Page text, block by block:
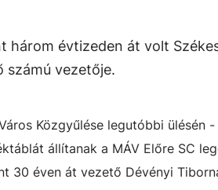
három évtizeden át volt
számú vezetője.
Közgyűlése legutóbbi
állítanak a MÁV Előre SC
30 éven át vezető Dévényi